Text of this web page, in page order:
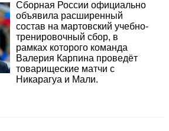
Сборная России официально
объявила расширенный
состав на мартовский учебно-
тренировочный сбор, в
рамках которого команда
Валерия Карпина проведёт
товарищеские матчи с
Никарагуа и Мали.